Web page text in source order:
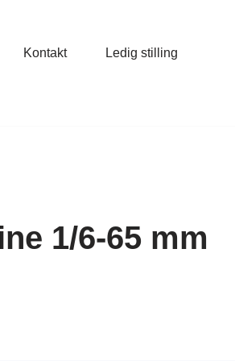
Kontakt
Ledig stilling
1/6-65 mm